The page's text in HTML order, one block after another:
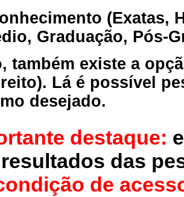
(Exatas,
Graduação, Pós-
também existe a
Lá é possível
desejado.
destaque:
das
de